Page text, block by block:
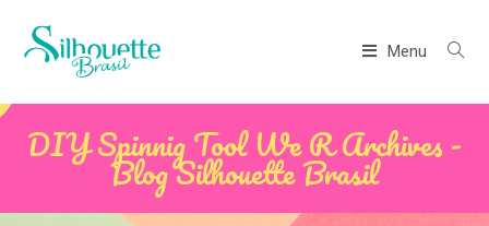
Menu
DIY Spinnig Tool We R Archives -
Blog Silhouette Brasil